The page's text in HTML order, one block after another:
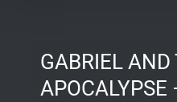
GABRIEL AND